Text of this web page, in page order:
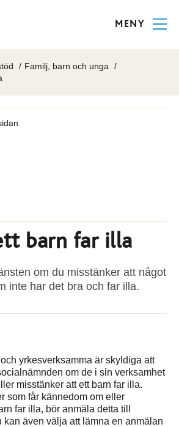
MENY
Familj, barn och unga
barn far illa
om du misstänker att något
inte har det bra och far illa.
yrkesverksamma är skyldiga att
om de i sin verksamhet
misstänker att ett barn far illa.
som får kännedom om eller
far illa, bör anmäla detta till
kan även välja att lämna en anmälan